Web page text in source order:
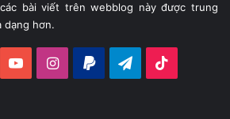
bài viết trên webblog này được trung
dạng hơn.
YouTubeInstagram
Paypal Telegram